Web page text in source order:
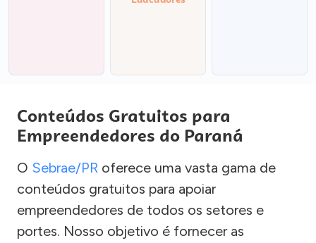
Conteúdos Gratuitos para
Empreendedores do Paraná
O Sebrae/PR oferece uma vasta gama de
conteúdos gratuitos para apoiar
empreendedores de todos os setores e
portes. Nosso objetivo é fornecer as